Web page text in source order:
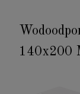
140x200